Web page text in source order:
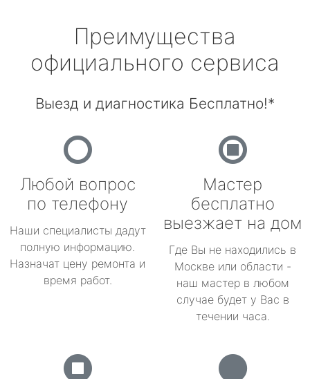
Преимущества
официального сервиса
Выезд и диагностика Бесплатно!*
Любой вопрос
по телефону
Наши специалисты дадут
полную информацию.
Назначат цену ремонта и
время работ.
Мастер
бесплатно
выезжает на дом
Где Вы не находились в
Москве или области -
наш мастер в любом
случае будет у Вас в
течении часа.